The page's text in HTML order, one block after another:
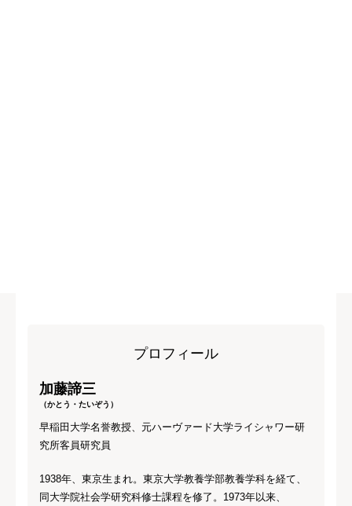
プロフィール
加藤諦三
（かとう・たいぞう）
早稲田大学名誉教授、元ハーヴァード大学ライシャワー研
究所客員研究員
1938年、東京生まれ。東京大学教養学部教養学科を経て、
同大学院社会学研究科修士課程を修了。1973年以来、